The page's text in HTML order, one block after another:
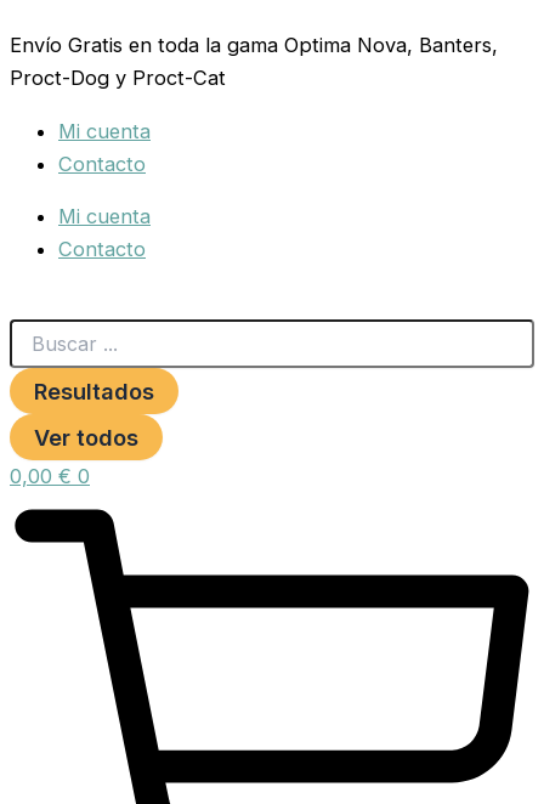
al
contenido
Envío Gratis en toda la gama Optima Nova, Banters,
Proct-Dog y Proct-Cat
Mi cuenta
Contacto
Mi cuenta
Contacto
...
Resultados
Ver todos
0,00 € 0
PAPILLA
SILVESTRES
350
cantidad